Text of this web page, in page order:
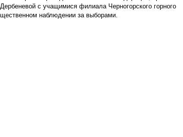
с учащимися филиала Черногорского горного
наблюдении за выборами.